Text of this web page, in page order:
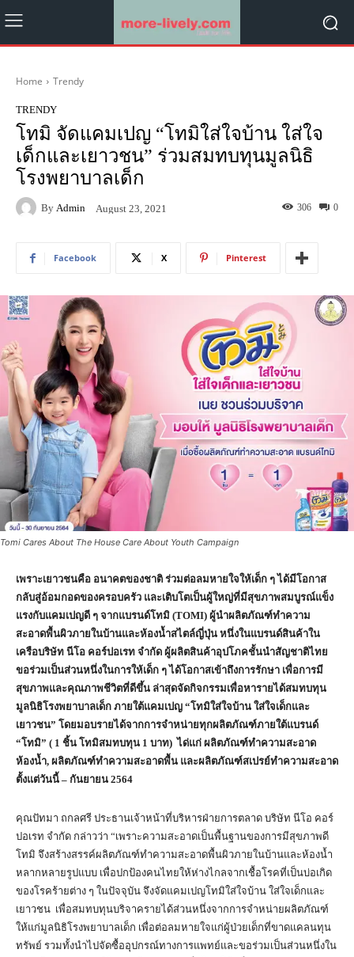
Home Trendy
TRENDY
โทมิ จัดแคมเปญ “โทมิใส่ใจบ้าน ใส่ใจ
เด็กและเยาวชน” ร่วมสมทบทุนมูลนิธิ
โรงพยาบาลเด็ก
By Admin August 23, 2021 0
306
Facebook X Pinterest
Tomi Cares About The House Care About Youth Campaign
เพราะเยาวชนคือ อนาคตของชาติ ร่วมต่อลมหายใจให้เด็ก ๆ ได้มีโอกาส
กลับสู่อ้อมกอดของครอบครัว และเติบโตเป็นผู้ใหญ่ที่มีสุขภาพสมบูรณ์แข็ง
แรงกับแคมเปญดี ๆ จากแบรนด์โทมิ (TOMI) ผู้นำผลิตภัณฑ์ทำความ
สะอาดพื้นผิวภายในบ้านและห้องน้ำสไตล์ญี่ปุ่น หนึ่งในแบรนด์สินค้าใน
เครือบริษัท นีโอ คอร์ปอเรท จำกัด ผู้ผลิตสินค้าอุปโภคชั้นนำสัญชาติไทย
ขอร่วมเป็นส่วนหนึ่งในการให้เด็ก ๆ ได้โอกาสเข้าถึงการรักษา เพื่อการมี
สุขภาพและคุณภาพชีวิตที่ดีขึ้น ล่าสุดจัดกิจกรรมเพื่อหารายได้สมทบทุน
มูลนิธิโรงพยาบาลเด็ก ภายใต้แคมเปญ “โทมิใส่ใจบ้าน ใส่ใจเด็กและ
เยาวชน” โดยมอบรายได้จากการจำหน่ายทุกผลิตภัณฑ์ภายใต้แบรนด์
“โทมิ” ( 1 ชิ้น โทมิสมทบทุน 1 บาท) ได่แก่ ผลิตภัณฑ์ทำความสะอาด
ห้องน้ำ, ผลิตภัณฑ์ทำความสะอาดพื้น และผลิตภัณฑ์สเปรย์ทำความสะอาด
ตั้งแต่วันนี้ – กันยายน 2564
คุณปัทมา ถกลศรี ประธานเจ้าหน้าที่บริหารฝ่ายการตลาด บริษัท นีโอ คอร์
ปอเรท จำกัด กล่าวว่า “เพราะความสะอาดเป็นพื้นฐานของการมีสุขภาพดี
โทมิ จึงสร้างสรรค์ผลิตภัณฑ์ทำความสะอาดพื้นผิวภายในบ้านและห้องน้ำ
หลากหลายรูปแบบ เพื่อปกป้องคนไทยให้ห่างไกลจากเชื้อโรคที่เป็นบ่อเกิด
ของโรคร้ายต่าง ๆ ในปัจจุบัน จึงจัดแคมเปญโทมิใส่ใจบ้าน ใส่ใจเด็กและ
เยาวชน เพื่อสมทบทุนบริจาครายได้ส่วนหนึ่งจากการจำหน่ายผลิตภัณฑ์
ให้แก่มูลนิธิโรงพยาบาลเด็ก เพื่อต่อลมหายใจแก่ผู้ป่วยเด็กที่ขาดแคลนทุน
ทรัพย์ รวมทั้งนำไปจัดซื้ออุปกรณ์ทางการแพทย์และขอร่วมเป็นส่วนหนึ่งใน